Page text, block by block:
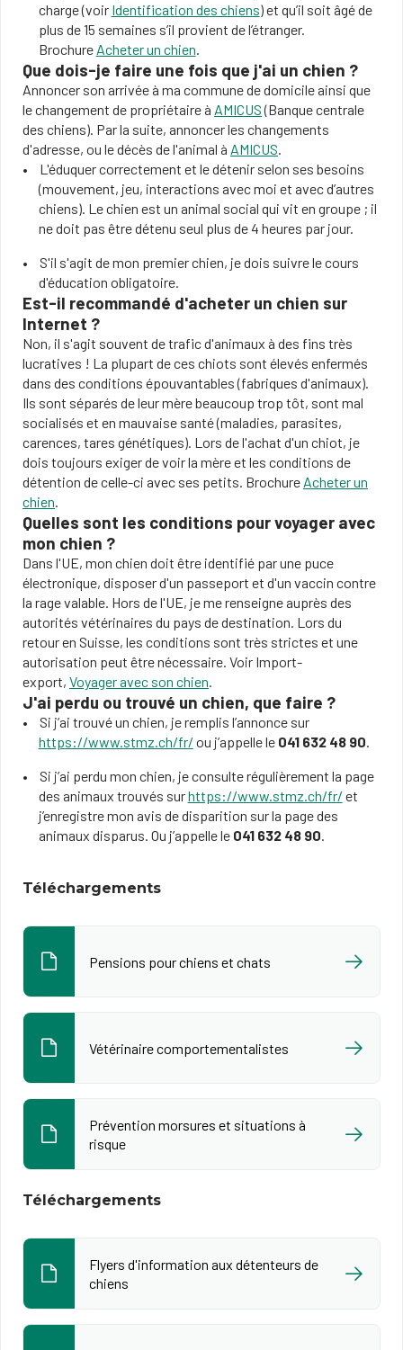
charge (voir Identification des chiens) et qu’il soit âgé de
plus de 15 semaines s’il provient de l’étranger.
Brochure Acheter un chien.
Que dois-je faire une fois que j'ai un chien ?
Annoncer son arrivée à ma commune de domicile ainsi que
le changement de propriétaire à AMICUS(Banque centrale
des chiens). Par la suite, annoncer les changements
d'adresse, ou le décès de l'animal à AMICUS.
L'éduquer correctement et le détenir selon ses besoins
(mouvement, jeu, interactions avec moi et avec d’autres
chiens). Le chien est un animal social qui vit en groupe ; il
ne doit pas être détenu seul plus de 4 heures par jour.
S'il s'agit de mon premier chien, je dois suivre le cours
d'éducation obligatoire.
Est-il recommandé d'acheter un chien sur
Internet ?
Non, il s'agit souvent de trafic d'animaux à des fins très
lucratives ! La plupart de ces chiots sont élevés enfermés
dans des conditions épouvantables (fabriques d'animaux).
Ils sont séparés de leur mère beaucoup trop tôt, sont mal
socialisés et en mauvaise santé (maladies, parasites,
carences, tares génétiques). Lors de l'achat d'un chiot, je
dois toujours exiger de voir la mère et les conditions de
détention de celle-ci avec ses petits. Brochure Acheter un
chien.
Quelles sont les conditions pour voyager avec
mon chien ?
Dans l'UE, mon chien doit être identifié par une puce
électronique, disposer d'un passeport et d'un vaccin contre
la rage valable. Hors de l'UE, je me renseigne auprès des
autorités vétérinaires du pays de destination. Lors du
retour en Suisse, les conditions sont très strictes et une
autorisation peut être nécessaire. Voir Import-
export, Voyager avec son chien.
J'ai perdu ou trouvé un chien, que faire ?
Si j’ai trouvé un chien, je remplis l’annonce sur
https://www.stmz.ch/fr/ ou j’appelle le 041 632 48 90.
Si j’ai perdu mon chien, je consulte régulièrement la page
des animaux trouvés surhttps://www.stmz.ch/fr/ et
j’enregistre mon avis de disparition sur la page des
animaux disparus. Ou j’appelle le 041 632 48 90.
Téléchargements
Pensions pour chiens et chats
Vétérinaire comportementalistes
Prévention morsures et situations à
risque
Téléchargements
Flyers d'information aux détenteurs de
chiens